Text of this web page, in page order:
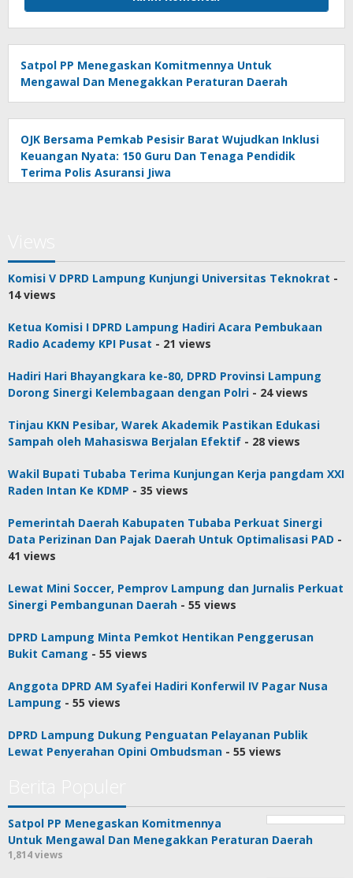
Satpol PP Menegaskan Komitmennya Untuk
Mengawal Dan Menegakkan Peraturan Daerah
OJK Bersama Pemkab Pesisir Barat Wujudkan Inklusi
Keuangan Nyata: 150 Guru Dan Tenaga Pendidik
Terima Polis Asuransi Jiwa
Komisi V DPRD Lampung Kunjungi Universitas Teknokrat -
14 views
Ketua Komisi I DPRD Lampung Hadiri Acara Pembukaan
Radio Academy KPI Pusat - 21 views
Hadiri Hari Bhayangkara ke-80, DPRD Provinsi Lampung
Dorong Sinergi Kelembagaan dengan Polri - 24 views
Tinjau KKN Pesibar, Warek Akademik Pastikan Edukasi
Sampah oleh Mahasiswa Berjalan Efektif - 28 views
Wakil Bupati Tubaba Terima Kunjungan Kerja pangdam XXI
Raden Intan Ke KDMP - 35 views
Pemerintah Daerah Kabupaten Tubaba Perkuat Sinergi
Data Perizinan Dan Pajak Daerah Untuk Optimalisasi PAD -
41 views
Lewat Mini Soccer, Pemprov Lampung dan Jurnalis Perkuat
Sinergi Pembangunan Daerah - 55 views
DPRD Lampung Minta Pemkot Hentikan Penggerusan
Bukit Camang - 55 views
Anggota DPRD AM Syafei Hadiri Konferwil IV Pagar Nusa
Lampung - 55 views
DPRD Lampung Dukung Penguatan Pelayanan Publik
Lewat Penyerahan Opini Ombudsman - 55 views
Satpol PP Menegaskan Komitmennya
Untuk Mengawal Dan Menegakkan Peraturan Daerah
1,814 views